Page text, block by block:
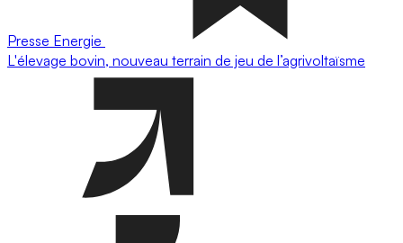
Presse Energie
L'élevage bovin, nouveau terrain de jeu de l’agrivoltaïsme